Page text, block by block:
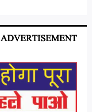
ADVERTISEMENT